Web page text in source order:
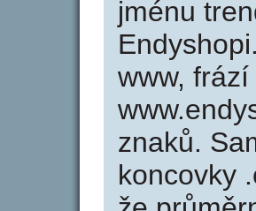
jménu
www,
znaků.
koncovky